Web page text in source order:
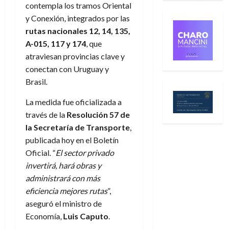
contempla los tramos Oriental
y Conexión, integrados por las
rutas nacionales 12, 14, 135,
A-015, 117 y 174, que
atraviesan provincias clave y
conectan con Uruguay y
Brasil.
La medida fue oficializada a
través de la Resolución 57 de
la Secretaría de Transporte,
publicada hoy en el Boletín
Oficial. “El sector privado
invertirá, hará obras y
administrará con más
eficiencia mejores rutas”,
aseguró el ministro de
Economía, Luis Caputo.